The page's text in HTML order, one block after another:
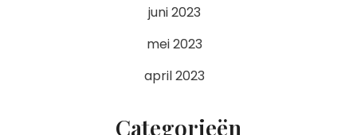
juni 2023
mei 2023
april 2023
Categorieën